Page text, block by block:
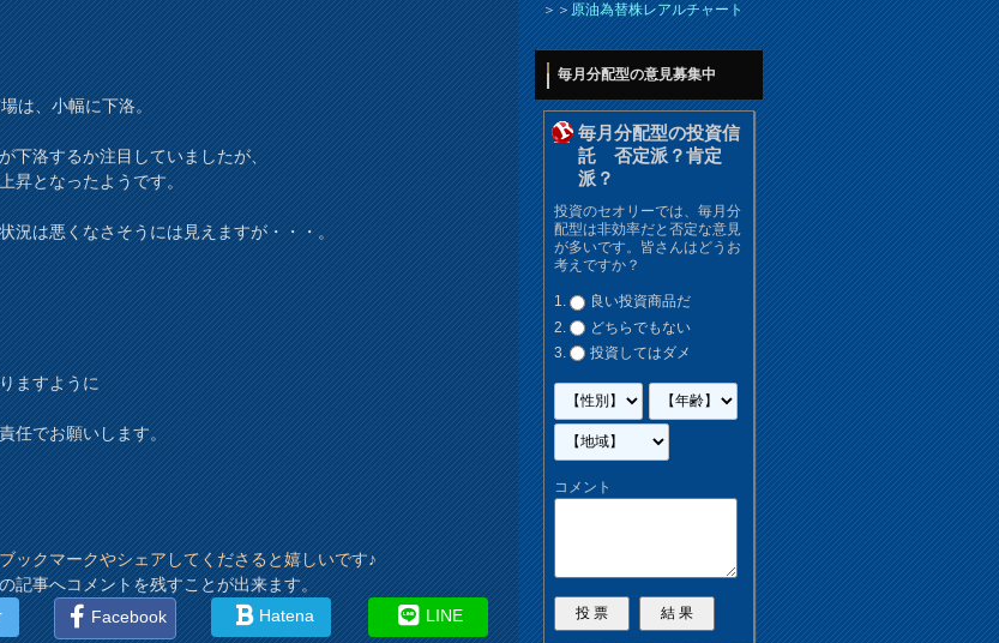
は、小幅に下洛。
下洛するか注目していましたが、
昇となったようです。
況は悪くなさそうには見えますが・・・。
ますように
任でお願いします。
ックマークやシェアしてくださると嬉しいです♪
記事へコメントを残すことが出来ます。
Facebook Hatena LINE
＞＞原油為替株レアルチャート
毎月分配型の意見募集中
毎月分配型の投資信
託 否定派？肯定
派？
投資のセオリーでは、毎月分
配型は非効率だと否定な意見
が多いです。皆さんはどうお
考えですか？
良い投資商品だ
どちらでもない
投資してはダメ
コメント